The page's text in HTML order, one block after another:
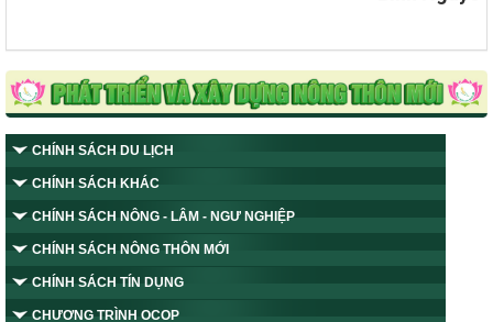
CHÍNH SÁCH DU LỊCH
CHÍNH SÁCH KHÁC
CHÍNH SÁCH NÔNG - LÂM - NGƯ NGHIỆP
CHÍNH SÁCH NÔNG THÔN MỚI
CHÍNH SÁCH TÍN DỤNG
CHƯƠNG TRÌNH OCOP